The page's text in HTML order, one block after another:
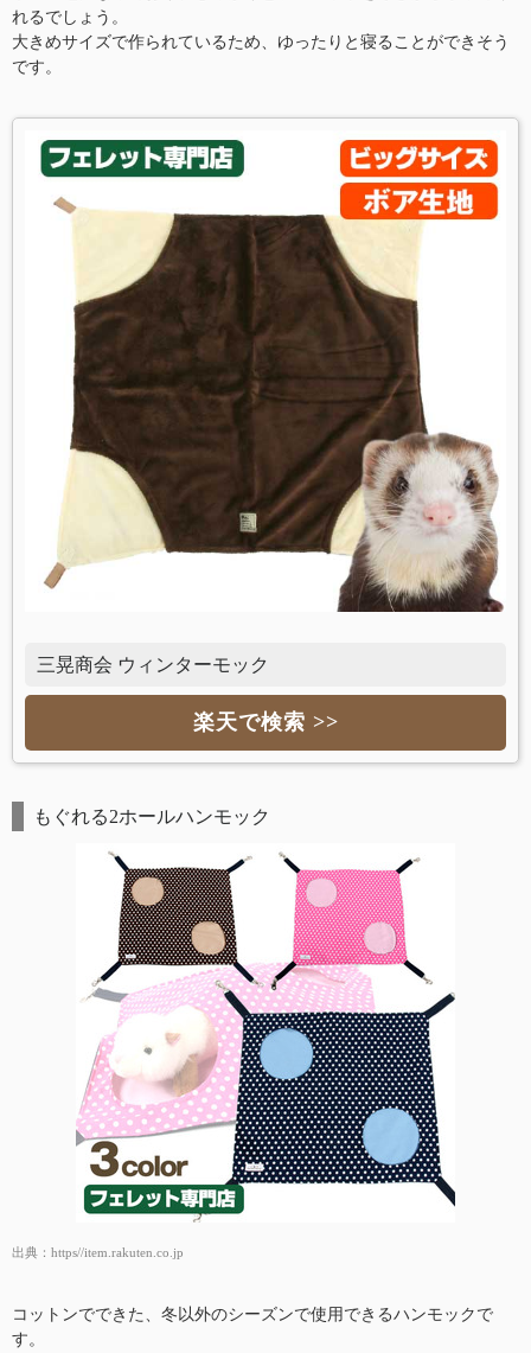
れるでしょう。
大きめサイズで作られているため、ゆったりと寝ることができそう
です。
三晃商会 ウィンターモック
楽天で検索 >>
もぐれる2ホールハンモック
出典： https//item.rakuten.co.jp
コットンでできた、冬以外のシーズンで使用できるハンモックで
す。